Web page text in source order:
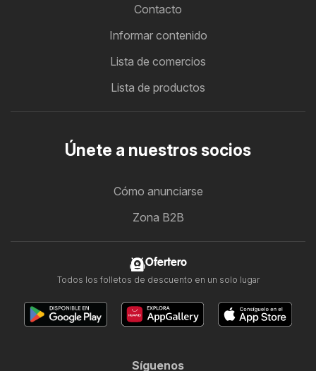
Contacto
Informar contenido
Lista de comercios
Lista de productos
Únete a nuestros socios
Cómo anunciarse
Zona B2B
Ofertero
Todos los folletos de descuento en un solo lugar
Síguenos